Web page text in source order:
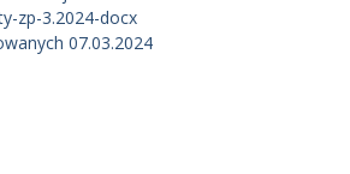
zp-3.2024-docx
07.03.2024